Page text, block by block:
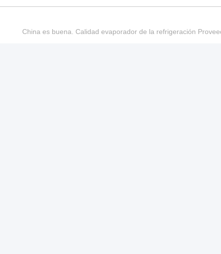
China es buena. Calidad evaporador de la refrigeración